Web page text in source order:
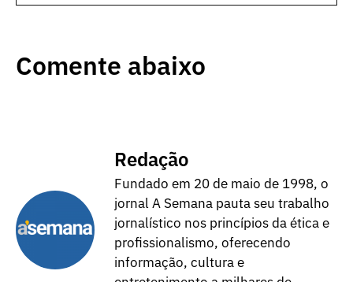
Comente abaixo
Redação
Fundado em 20 de maio de 1998, o
jornal A Semana pauta seu trabalho
jornalístico nos princípios da ética e
profissionalismo, oferecendo
informação, cultura e